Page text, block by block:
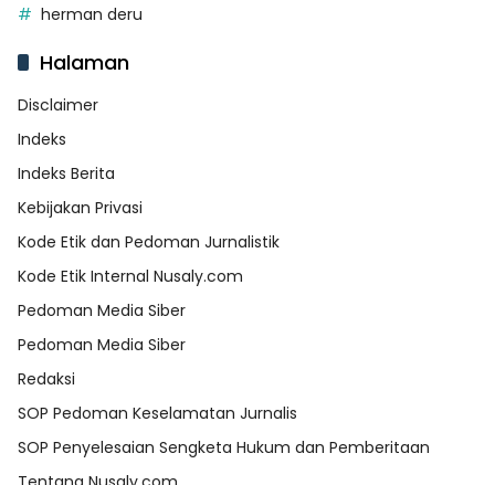
herman deru
Halaman
Disclaimer
Indeks
Indeks Berita
Kebijakan Privasi
Kode Etik dan Pedoman Jurnalistik
Kode Etik Internal Nusaly.com
Pedoman Media Siber
Pedoman Media Siber
Redaksi
SOP Pedoman Keselamatan Jurnalis
SOP Penyelesaian Sengketa Hukum dan Pemberitaan